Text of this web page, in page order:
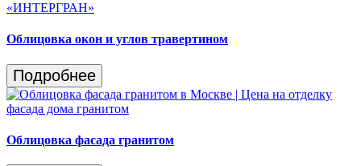
Облицовка окон и углов травертином
Подробнее
Облицовка фасада гранитом